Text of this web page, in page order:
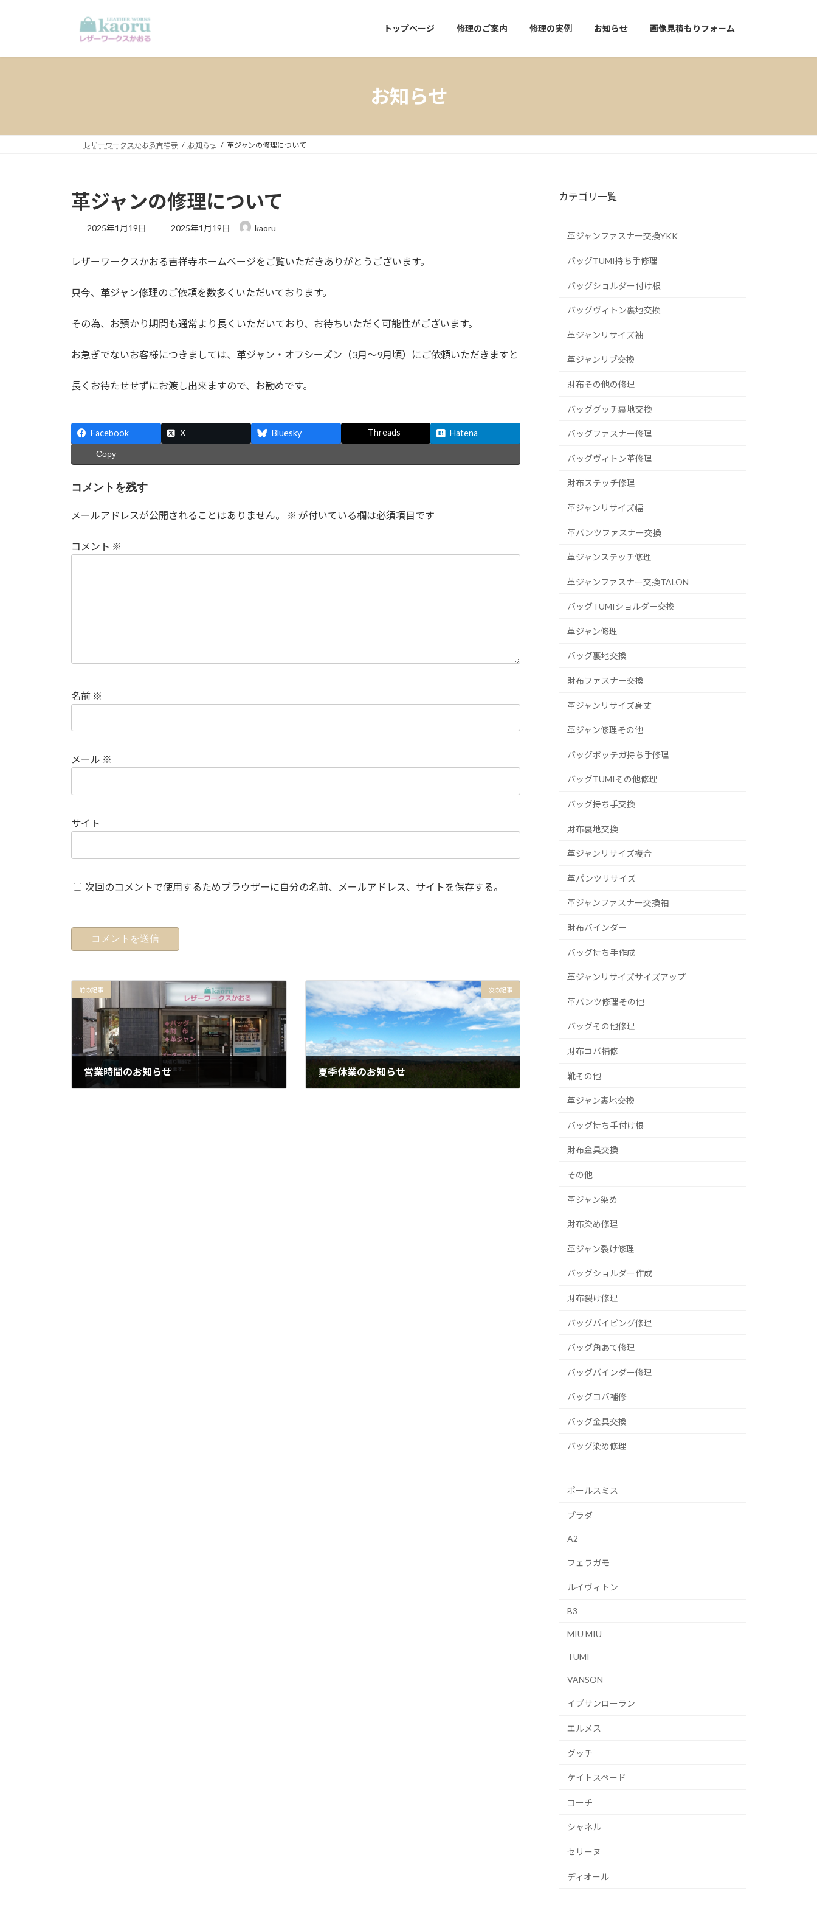
プ
動
トップページ 修理のご案内 修理の実例 お知らせ 画像見積もりフォーム
お知らせ
レザーワークスかおる吉祥寺 お知らせ 革ジャンの修理について
革ジャンの修理について
2025年1月19日
最
新
時
:
2025年1月19日 kaoru
レザーワークスかおる吉祥寺ホームページをご覧いただきありがとうございます。
只今、革ジャン修理のご依頼を数多くいただいております。
その為、お預かり期間も通常より長くいただいており、お待ちいただく可能性がございます。
お急ぎでないお客様につきましては、革ジャン・オフシーズン（3月～9月頃）にご依頼いただきますと
長くお待たせせずにお渡し出来ますので、お勧めです。
Facebook X Bluesky Threads Hatena
Copy
コメントを残す
メールアドレスが公開されることはありません。 ※ が付いている欄は必須項目です
コメント ※
名前 ※
メール ※
サイト
次回のコメントで使用するためブラウザーに自分の名前、メールアドレス、サイトを保存する。
前の記事
営業時間のお知らせ
次の記事
夏季休業のお知らせ
カテゴリ一覧
革ジャンファスナー交換YKK
バッグTUMI持ち手修理
バッグショルダー付け根
バッグヴィトン裏地交換
革ジャンリサイズ袖
革ジャンリブ交換
財布その他の修理
バッググッチ裏地交換
バッグファスナー修理
バッグヴィトン革修理
財布ステッチ修理
革ジャンリサイズ幅
革パンツファスナー交換
革ジャンステッチ修理
革ジャンファスナー交換TALON
バッグTUMIショルダー交換
革ジャン修理
バッグ裏地交換
財布ファスナー交換
革ジャンリサイズ身丈
革ジャン修理その他
バッグボッテガ持ち手修理
バッグTUMIその他修理
バッグ持ち手交換
財布裏地交換
革ジャンリサイズ複合
革パンツリサイズ
革ジャンファスナー交換袖
財布バインダー
バッグ持ち手作成
革ジャンリサイズサイズアップ
革パンツ修理その他
バッグその他修理
財布コバ補修
靴その他
革ジャン裏地交換
バッグ持ち手付け根
財布金具交換
その他
革ジャン染め
財布染め修理
革ジャン裂け修理
バッグショルダー作成
財布裂け修理
バッグパイピング修理
バッグ角あて修理
バッグバインダー修理
バッグコバ補修
バッグ金具交換
バッグ染め修理
ポールスミス
プラダ
A2
フェラガモ
ルイヴィトン
B3
MIU MIU
TUMI
VANSON
イブサンローラン
エルメス
グッチ
ケイトスペード
コーチ
シャネル
セリーヌ
ディオール